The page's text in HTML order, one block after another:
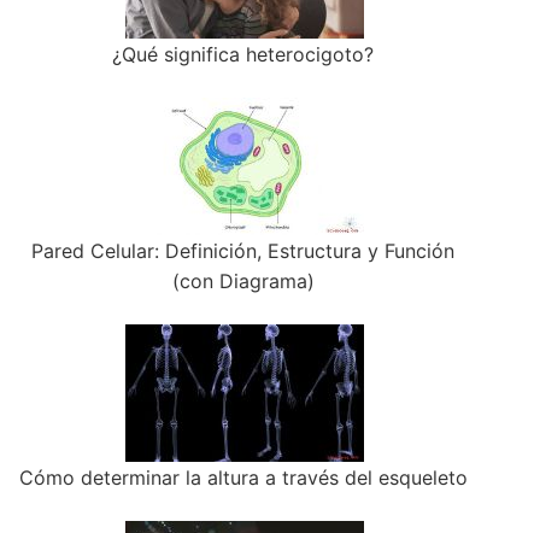
¿Qué significa heterocigoto?
Pared Celular: Definición, Estructura y Función
(con Diagrama)
Cómo determinar la altura a través del esqueleto